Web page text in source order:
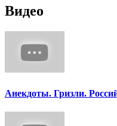
Видео
Анекдоты. Гризли.